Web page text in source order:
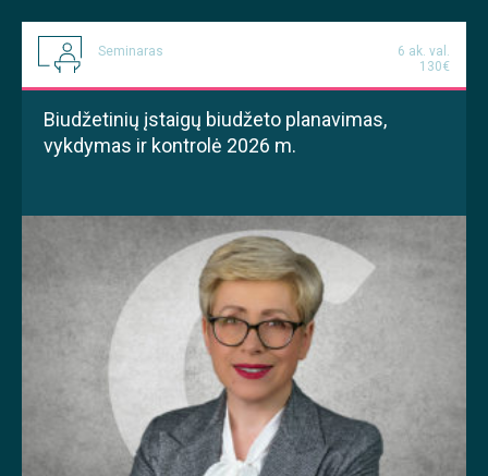
Seminaras
6 ak. val.
130€
Biudžetinių įstaigų biudžeto planavimas,
vykdymas ir kontrolė 2026 m.